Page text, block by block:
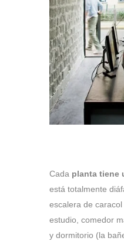
Cada planta tiene
está totalmente
escalera de
estudio, comedor
y dormitorio (la